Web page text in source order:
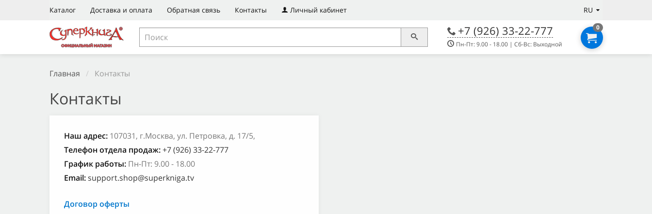
Каталог Доставка и оплата Обратная связь Контакты Личный кабинет RU
+7 (926) 33-22-777
Пн-Пт: 9.00 - 18.00 | Сб-Вс: Выходной
0
Главная / Контакты
Контакты
Наш адрес: 107031, г.Москва, ул. Петровка, д. 17/5,
Телефон отдела продаж:+7 (926) 33-22-777
График работы: Пн-Пт: 9.00 - 18.00
Email:support.shop@superkniga.tv
Договор оферты